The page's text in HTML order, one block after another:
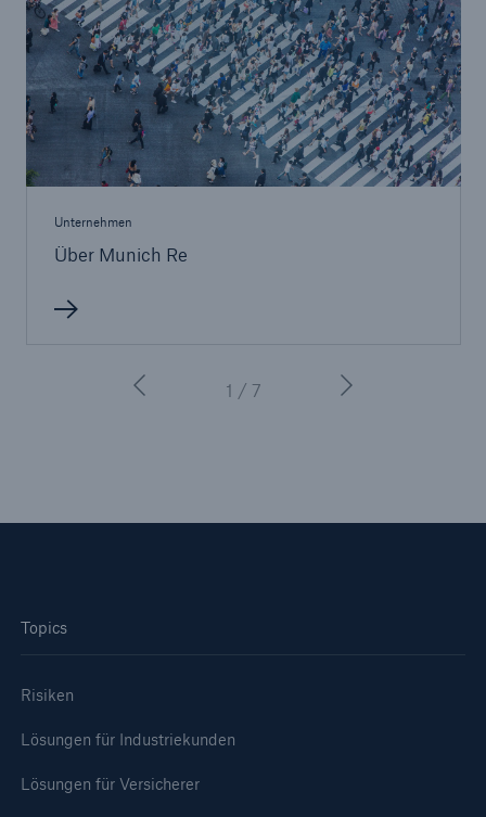
Unternehmen
Über Munich Re
1 / 7
Topics
Risiken
Lösungen für Industriekunden
Lösungen für Versicherer